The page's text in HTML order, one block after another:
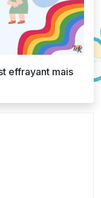
effrayant mais